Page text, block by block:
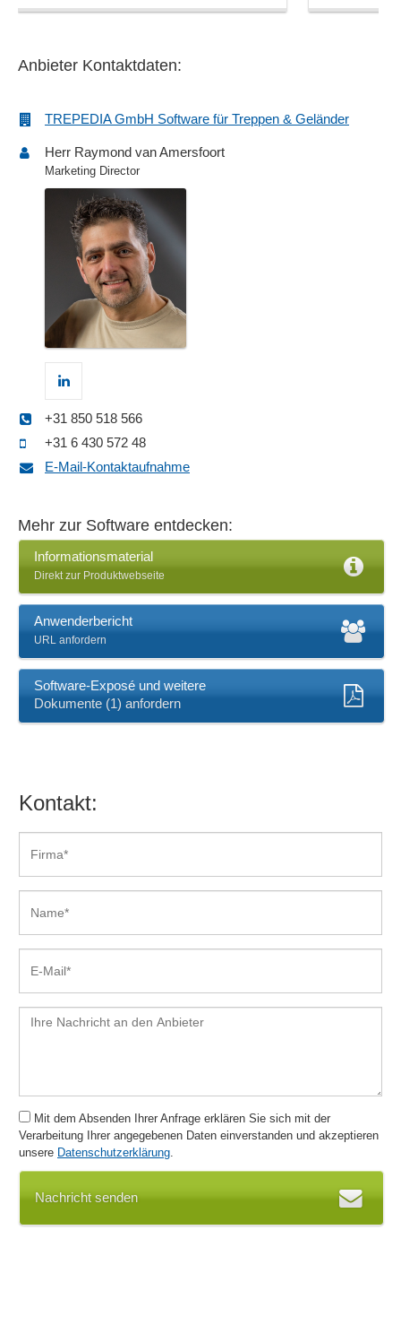
Anbieter Kontaktdaten:
TREPEDIA GmbH Software für Treppen & Geländer
Herr Raymond van Amersfoort
Marketing Director
+31 850 518 566
+31 6 430 572 48
E-Mail-Kontaktaufnahme
Mehr zur Software entdecken:
Informationsmaterial
Direkt zur Produktwebseite
Anwenderbericht
URL anfordern
Software-Exposé und weitere
Dokumente (1) anfordern
Kontakt:
Mit dem Absenden Ihrer Anfrage erklären Sie sich mit der
Verarbeitung Ihrer angegebenen Daten einverstanden und akzeptieren
unsere Datenschutzerklärung.
Nachricht senden